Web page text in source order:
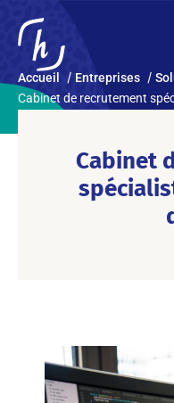
Accueil Entreprises
Cabinet de recrutement
Cabinet